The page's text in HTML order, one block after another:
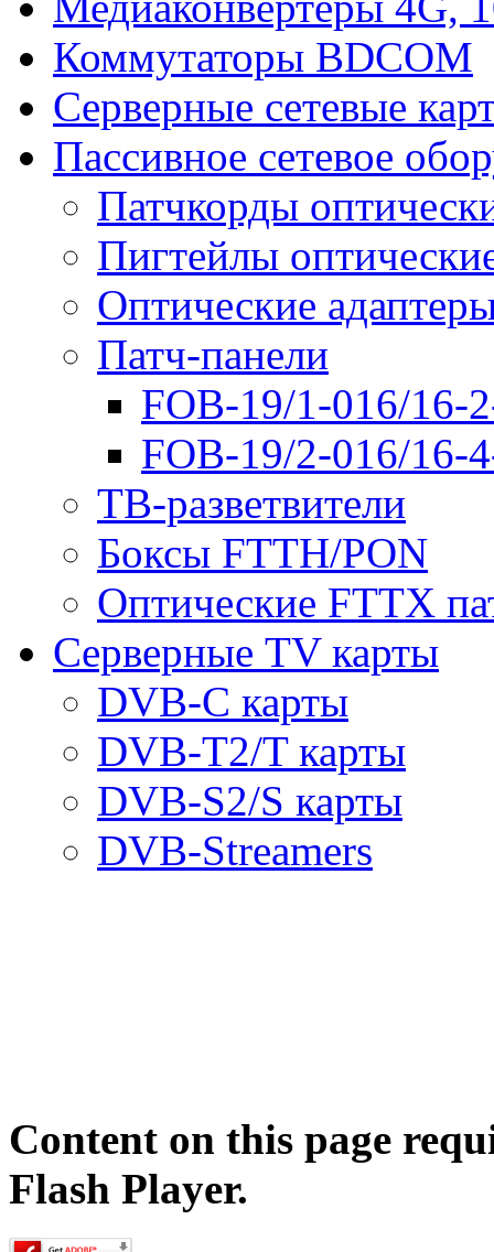
Коммутаторы BDCOM
Серверные сетевые
Пассивное сетевое
Патчкорды
Пигтейлы
Оптические
Патч-панели
FOB-19/1-016/16-
FOB-19/2-016/16-
ТВ-разветвители
Боксы FTTH/PON
Оптические FTTX
Серверные TV карты
DVB-C карты
DVB-T2/T карты
DVB-S2/S карты
DVB-Streamers
Content on this page
Flash Player.